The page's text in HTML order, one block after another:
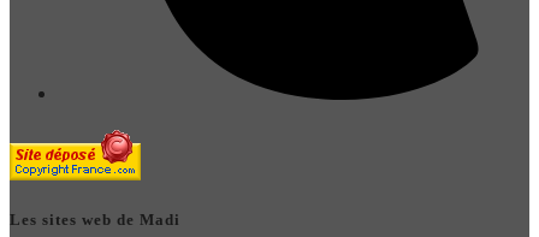
Les sites web de Madi